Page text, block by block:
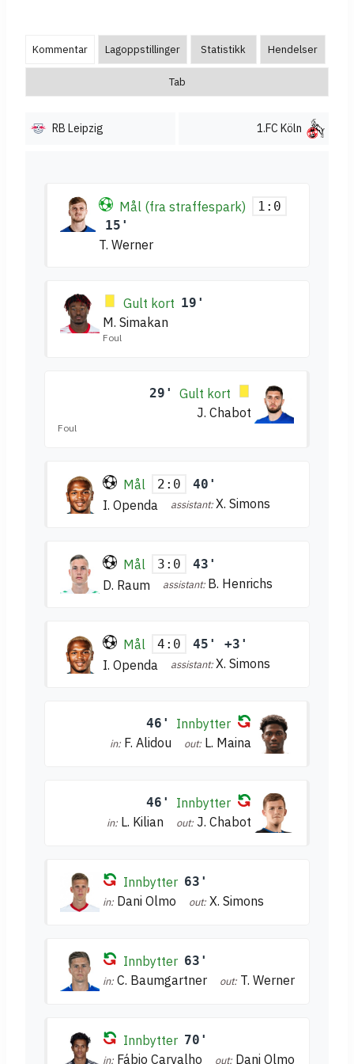
Kommentar Lagoppstillinger Statistikk Hendelser
Tab
RB Leipzig 1.FC Köln
Mål (fra straffespark)
1:0
15'
T. Werner
Gult kort 19'
M. Simakan
Foul
29'
Gult kort
J. Chabot
Foul
Mål 2:0 40'
I. Openda assistant:X. Simons
Mål 3:0 43'
D. Raum assistant: B. Henrichs
Mål 4:0 45' +3'
I. Openda assistant:X. Simons
46' Innbytter
in: F. Alidou out: L. Maina
46' Innbytter
in: L. Kilian out: J. Chabot
Innbytter 63'
in: Dani Olmo out: X. Simons
Innbytter 63'
in: C. Baumgartner out: T. Werner
Innbytter 70'
in: Fábio Carvalho out: Dani Olmo